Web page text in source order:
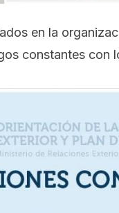
en la
constantes con